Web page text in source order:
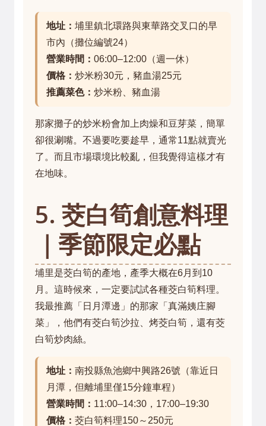
地址： 埔里鎮北環路與東華路交叉口的早
市內（攤位編號24）
營業時間： 06:00–12:00（週一休）
價格： 炒米粉30元，豬血湯25元
推薦菜色： 炒米粉、豬血湯
那家攤子的炒米粉會加上肉燥和豆芽菜，簡單
卻很涮嘴。不過要吃要趁早，通常11點就賣光
了。而且市場環境比較亂，但我覺得這樣才有
在地味。
5. 茭白筍創意料理
｜季節限定必點
埔里是茭白筍的產地，產季大概在6月到10
月。這時候來，一定要試試各種茭白筍料理。
我最推薦「日月潭邊」的那家「真滿姨庄腳
菜」，他們有茭白筍沙拉、烤茭白筍，還有茭
白筍炒肉絲。
地址： 南投縣魚池鄉中興路26號（靠近日
月潭，但離埔里僅15分鐘車程）
營業時間： 11:00–14:30，17:00–19:30
價格： 茭白筍料理150～250元